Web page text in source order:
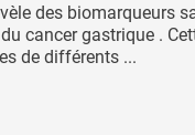
des biomarqueurs
cancer gastrique .
de différents ...